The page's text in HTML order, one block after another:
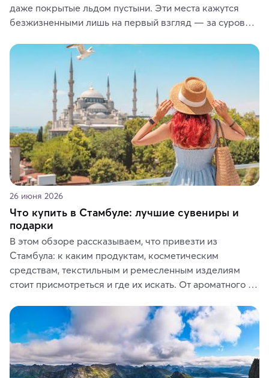
даже покрытые льдом пустыни. Эти места кажутся
безжизненными лишь на первый взгляд — за суровой
животные и маршруты, которые дарят одни из самых
ярких впечатлений от путешествий.
26 июня 2026
Что купить в Стамбуле: лучшие сувениры и
подарки
В этом обзоре рассказываем, что привезти из
Стамбула: к каким продуктам, косметическим
средствам, текстильным и ремесленным изделиям
стоит присмотреться и где их искать. От ароматного
керамики и изделий из кожи на турецких рынках и в
аутентичных лавках — в подарок близким или себе на
память о путешествии.